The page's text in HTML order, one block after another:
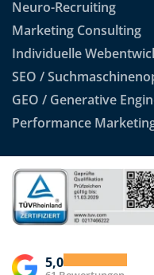
Neuro-Recruiting
Marketing Consulting
Individuelle
SEO /
GEO / Generative
Performance
5,0